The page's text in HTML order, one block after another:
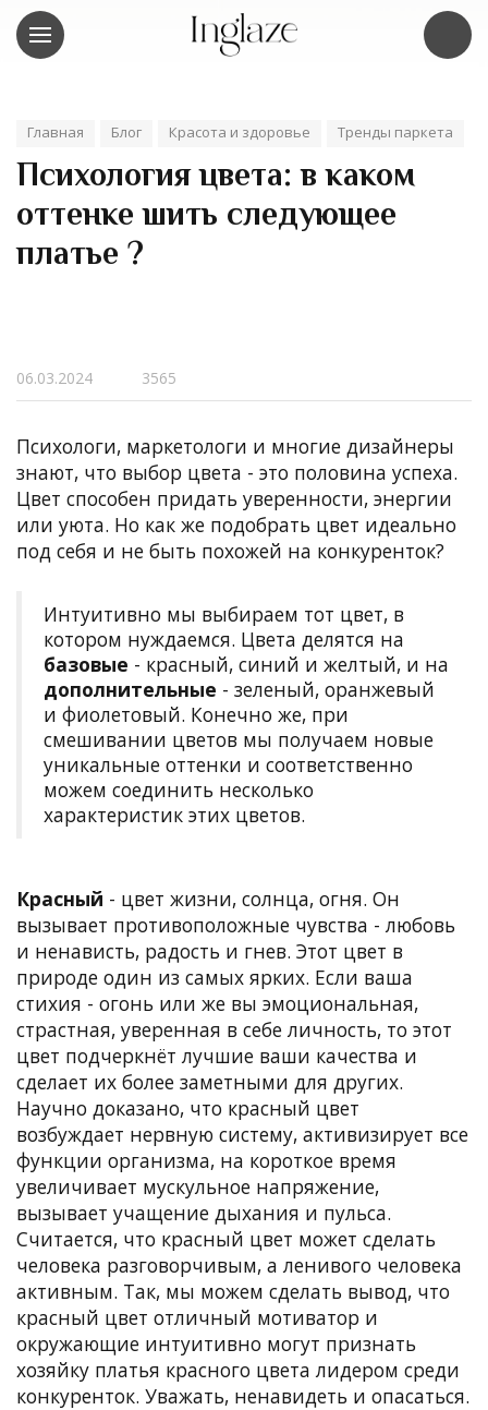
Главная Блог Красота и здоровье Тренды паркета
Психология цвета: в каком
оттенке шить следующее
платье ?
06.03.2024 3565
Психологи, маркетологи и многие дизайнеры
знают, что выбор цвета - это половина успеха.
Цвет способен придать уверенности, энергии
или уюта. Но как же подобрать цвет идеально
под себя и не быть похожей на конкуренток?
Интуитивно мы выбираем тот цвет, в
котором нуждаемся. Цвета делятся на
базовые - красный, синий и желтый, и на
дополнительные - зеленый, оранжевый
и фиолетовый. Конечно же, при
смешивании цветов мы получаем новые
уникальные оттенки и соответственно
можем соединить несколько
характеристик этих цветов.
Красный - цвет жизни, солнца, огня. Он
вызывает противоположные чувства - любовь
и ненависть, радость и гнев. Этот цвет в
природе один из самых ярких. Если ваша
стихия - огонь или же вы эмоциональная,
страстная, уверенная в себе личность, то этот
цвет подчеркнёт лучшие ваши качества и
сделает их более заметными для других.
Научно доказано, что красный цвет
возбуждает нервную систему, активизирует все
функции организма, на короткое время
увеличивает мускульное напряжение,
вызывает учащение дыхания и пульса.
Считается, что красный цвет может сделать
человека разговорчивым, а ленивого человека
активным. Так, мы можем сделать вывод, что
красный цвет отличный мотиватор и
окружающие интуитивно могут признать
хозяйку платья красного цвета лидером среди
конкуренток. Уважать, ненавидеть и опасаться.